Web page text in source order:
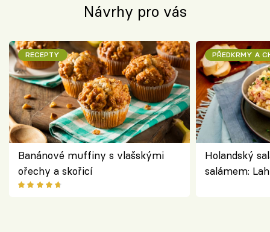
Návrhy pro vás
RECEPTY
Banánové muffiny s vlašskými
ořechy a skořicí
PŘEDKRMY A
Holandský
salámem: